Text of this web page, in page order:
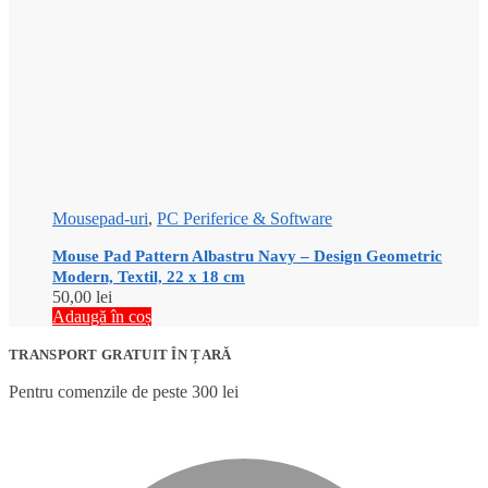
Mousepad-uri, PC Periferice & Software
Mouse Pad Pattern Albastru Navy – Design Geometric
Modern, Textil, 22 x 18 cm
50,00 lei
Adaugă în coș
TRANSPORT GRATUIT ÎN ȚARĂ
Pentru comenzile de peste 300 lei